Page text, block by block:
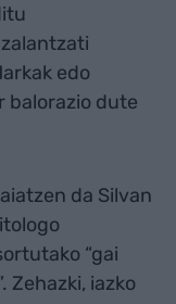
edo
balorazio dute
da Silvan
“gai
Zehazki, iazko